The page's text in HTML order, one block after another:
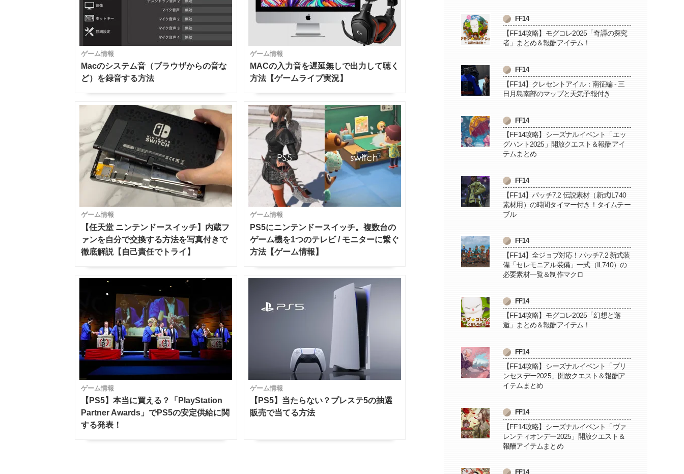
ゲーム情報
Macのシステム音（ブラウザからの音な
ど）を録音する方法
ゲーム情報
MACの入力音を遅延無しで出力して聴く
方法【ゲームライブ実況】
ゲーム情報
【任天堂 ニンテンドースイッチ】内蔵フ
ァンを自分で交換する方法を写真付きで
徹底解説【自己責任でトライ】
ゲーム情報
PS5にニンテンドースイッチ。複数台の
ゲーム機を1つのテレビ / モニターに繋ぐ
方法【ゲーム情報】
ゲーム情報
【PS5】本当に買える？「PlayStation
Partner Awards」でPS5の安定供給に関
する発表！
ゲーム情報
【PS5】当たらない？プレステ5の抽選
販売で当てる方法
FF14
【FF14攻略】モグコレ2025「奇譚の探究
者」まとめ＆報酬アイテム！
FF14
【FF14】クレセントアイル：南征編 - 三
日月島南部のマップと天気予報付き
FF14
【FF14攻略】シーズナルイベント「エッ
グハント2025」開放クエスト＆報酬アイ
テムまとめ
FF14
【FF14】パッチ7.2 伝説素材（新式IL740
素材用）の時間タイマー付き！タイムテー
ブル
FF14
【FF14】全ジョブ対応！パッチ7.2 新式装
備「セレモニアル装備」一式（IL740）の
必要素材一覧＆制作マクロ
FF14
【FF14攻略】モグコレ2025「幻想と邂
逅」まとめ＆報酬アイテム！
FF14
【FF14攻略】シーズナルイベント「プリ
ンセスデー2025」開放クエスト＆報酬ア
イテムまとめ
FF14
【FF14攻略】シーズナルイベント「ヴァ
レンティオンデー2025」開放クエスト＆
報酬アイテムまとめ